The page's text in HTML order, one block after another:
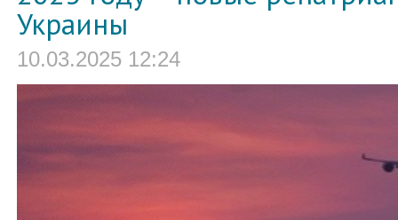
Украины
10.03.2025 12:24